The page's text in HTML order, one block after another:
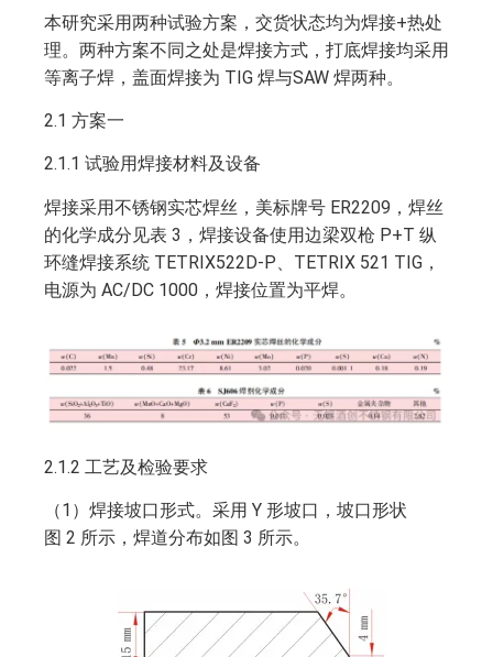
本研究采用两种试验方案，交货状态均为焊接+热处
理。两种方案不同之处是焊接方式，打底焊接均采用
等离子焊，盖面焊接为 TIG 焊与SAW 焊两种。
2.1 方案一
2.1.1 试验用焊接材料及设备
焊接采用不锈钢实芯焊丝，美标牌号 ER2209，焊丝
的化学成分见表 3，焊接设备使用边梁双枪 P+T 纵
环缝焊接系统 TETRIX522D-P、TETRIX 521 TIG，
电源为 AC/DC 1000，焊接位置为平焊。
2.1.2 工艺及检验要求
（1）焊接坡口形式。采用 Y 形坡口，坡口形状
图 2 所示，焊道分布如图 3 所示。